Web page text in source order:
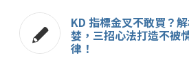
KD 指標金叉不敢買？
婪，三招心法打造不被
律！